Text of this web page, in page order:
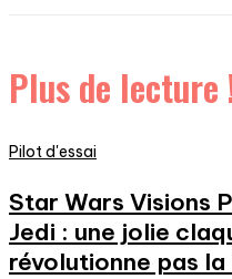
Plus de lecture
Pilot d'essai
Star Wars Visions
Jedi : une jolie
révolutionne pas la